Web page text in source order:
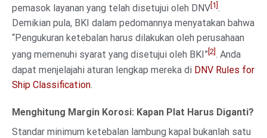
pemasok layanan yang telah disetujui oleh DNV [1] .
Demikian pula, BKI dalam pedomannya menyatakan bahwa
“Pengukuran ketebalan harus dilakukan oleh perusahaan
yang memenuhi syarat yang disetujui oleh BKI” [2] . Anda
dapat menjelajahi aturan lengkap mereka di DNV Rules for
Ship Classification.
Menghitung Margin Korosi: Kapan Plat Harus Diganti?
Standar minimum ketebalan lambung kapal bukanlah satu